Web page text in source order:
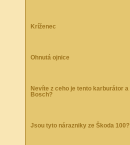
Kríženec
Ohnutá ojnice
Nevíte z ceho je tento karburátor
Bosch?
Jsou tyto nárazniky ze Škoda 100?